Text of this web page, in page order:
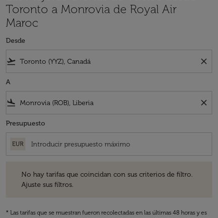
Toronto a Monrovia de Royal Air
Maroc
Desde
flight_takeoff close
A
flight_land close
Presupuesto
EUR
No hay tarifas que coincidan con sus criterios de filtro.
Ajuste sus filtros.
* Las tarifas que se muestran fueron recolectadas en las últimas 48 horas y es